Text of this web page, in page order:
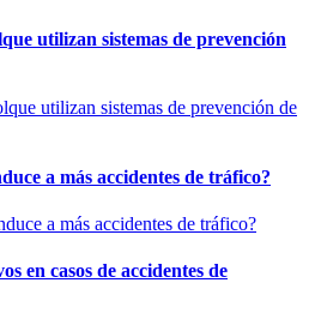
utilizan sistemas de prevención
a más accidentes de tráfico?
en casos de accidentes de